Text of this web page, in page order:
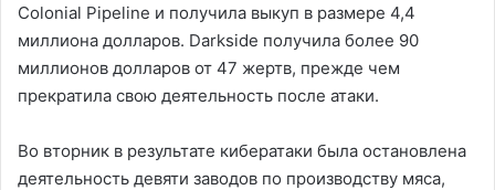
Colonial Pipeline и получила выкуп в размере 4,4
миллиона долларов. Darkside получила более 90
миллионов долларов от 47 жертв, прежде чем
прекратила свою деятельность после атаки.
Во вторник в результате кибератаки была остановлена ​​
деятельность девяти заводов по производству мяса,